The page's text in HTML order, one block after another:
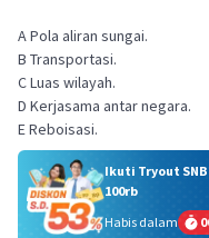
A Pola aliran sungai.
B Transportasi.
C Luas wilayah.
D Kerjasama antar negara.
E Reboisasi.
Ikuti Tryout
100rb
Habis dalam